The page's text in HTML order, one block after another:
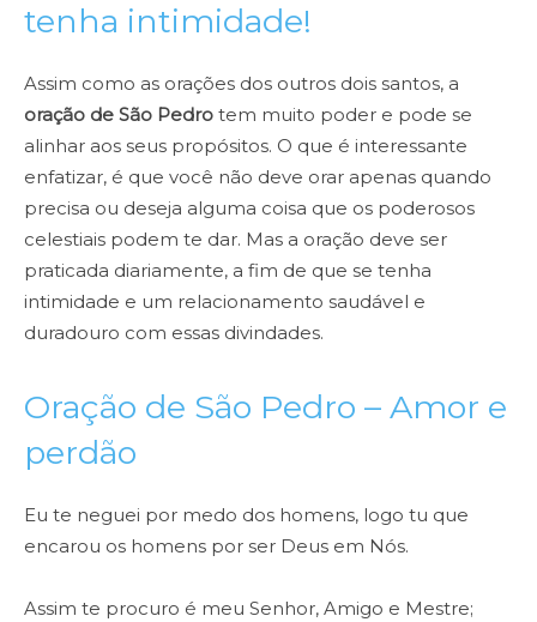
tenha intimidade!
Assim como as orações dos outros dois santos, a
oração de São Pedro tem muito poder e pode se
alinhar aos seus propósitos. O que é interessante
enfatizar, é que você não deve orar apenas quando
precisa ou deseja alguma coisa que os poderosos
celestiais podem te dar. Mas a oração deve ser
praticada diariamente, a fim de que se tenha
intimidade e um relacionamento saudável e
duradouro com essas divindades.
Oração de São Pedro – Amor e
perdão
Eu te neguei por medo dos homens, logo tu que
encarou os homens por ser Deus em Nós.
Assim te procuro é meu Senhor, Amigo e Mestre;